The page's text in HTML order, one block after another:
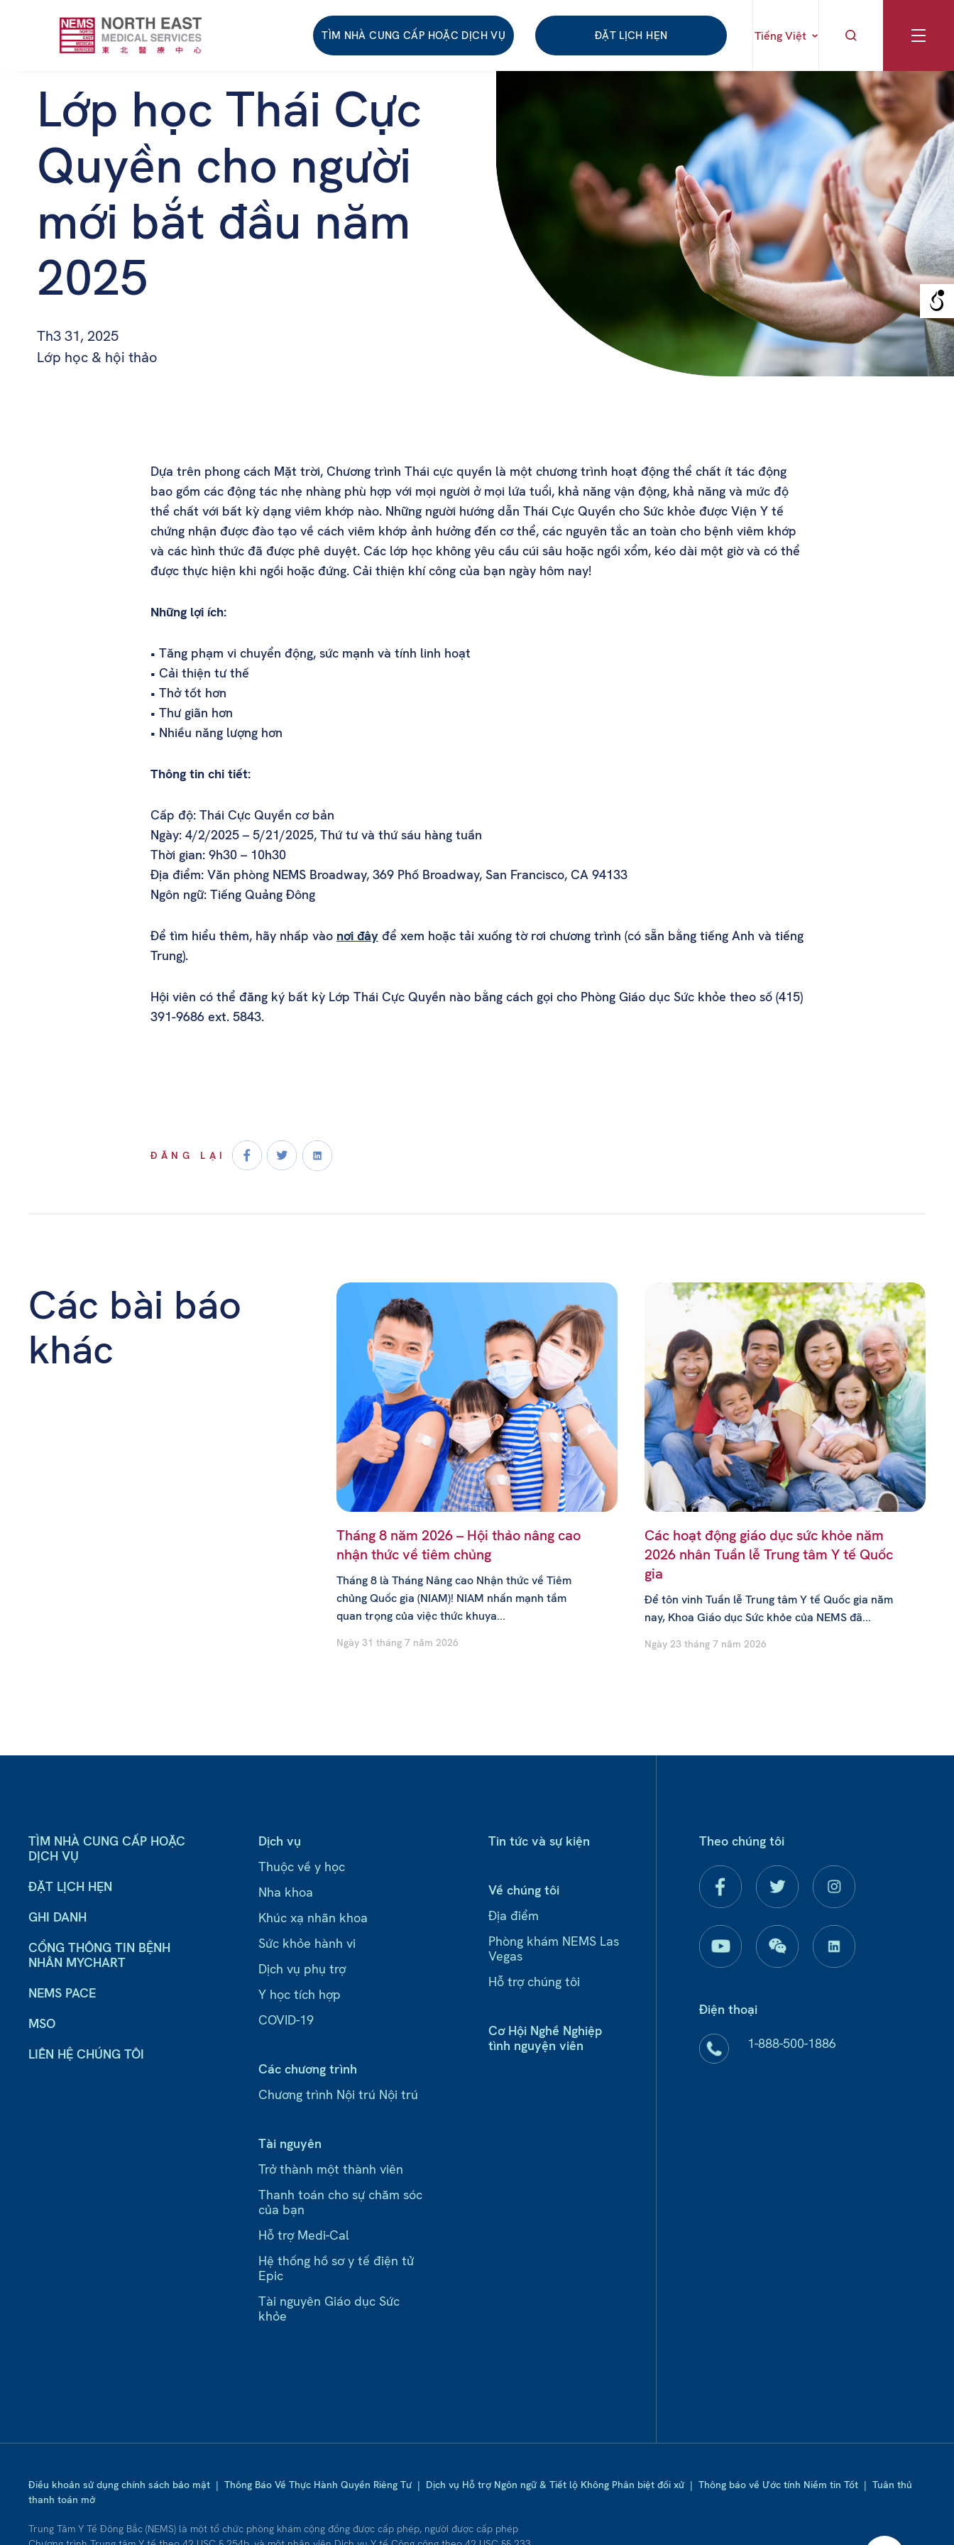
TÌM NHÀ CUNG CẤP HOẶC DỊCH VỤ ĐẶT LỊCH HẸN Tiếng Việt
Lớp học Thái Cực
Quyền cho người
mới bắt đầu năm
2025
Th3 31, 2025
Lớp học & hội thảo
Dựa trên phong cách Mặt trời, Chương trình Thái cực quyền là một chương trình hoạt động thể chất ít tác động
bao gồm các động tác nhẹ nhàng phù hợp với mọi người ở mọi lứa tuổi, khả năng vận động, khả năng và mức độ
thể chất với bất kỳ dạng viêm khớp nào. Những người hướng dẫn Thái Cực Quyền cho Sức khỏe được Viện Y tế
chứng nhận được đào tạo về cách viêm khớp ảnh hưởng đến cơ thể, các nguyên tắc an toàn cho bệnh viêm khớp
và các hình thức đã được phê duyệt. Các lớp học không yêu cầu cúi sâu hoặc ngồi xổm, kéo dài một giờ và có thể
được thực hiện khi ngồi hoặc đứng. Cải thiện khí công của bạn ngày hôm nay!
Những lợi ích:
• Tăng phạm vi chuyển động, sức mạnh và tính linh hoạt
• Cải thiện tư thế
• Thở tốt hơn
• Thư giãn hơn
• Nhiều năng lượng hơn
Thông tin chi tiết:
Cấp độ: Thái Cực Quyền cơ bản
Ngày: 4/2/2025 – 5/21/2025, Thứ tư và thứ sáu hàng tuần
Thời gian: 9h30 – 10h30
Địa điểm: Văn phòng NEMS Broadway, 369 Phố Broadway, San Francisco, CA 94133
Ngôn ngữ: Tiếng Quảng Đông
Để tìm hiểu thêm, hãy nhấp vào nơi đây để xem hoặc tải xuống tờ rơi chương trình (có sẵn bằng tiếng Anh và tiếng
Trung).
Hội viên có thể đăng ký bất kỳ Lớp Thái Cực Quyền nào bằng cách gọi cho Phòng Giáo dục Sức khỏe theo số (415)
391-9686 ext. 5843.
ĐĂNG LẠI
Các bài báo
khác
Tháng 8 năm 2026 – Hội thảo nâng cao
nhận thức về tiêm chủng
Tháng 8 là Tháng Nâng cao Nhận thức về Tiêm
chủng Quốc gia (NIAM)! NIAM nhấn mạnh tầm
quan trọng của việc thức khuya...
Ngày 31 tháng 7 năm 2026
Các hoạt động giáo dục sức khỏe năm
2026 nhân Tuần lễ Trung tâm Y tế Quốc
gia
Để tôn vinh Tuần lễ Trung tâm Y tế Quốc gia năm
nay, Khoa Giáo dục Sức khỏe của NEMS đã...
Ngày 23 tháng 7 năm 2026
TÌM NHÀ CUNG CẤP HOẶC
DỊCH VỤ
ĐẶT LỊCH HẸN
GHI DANH
CỔNG THÔNG TIN BỆNH
NHÂN MYCHART
NEMS PACE
MSO
LIÊN HỆ CHÚNG TÔI
Dịch vụ
Thuộc về y học
Nha khoa
Khúc xạ nhãn khoa
Sức khỏe hành vi
Dịch vụ phụ trợ
Y học tích hợp
COVID-19
Các chương trình
Chương trình Nội trú Nội trú
Tài nguyên
Trở thành một thành viên
Thanh toán cho sự chăm sóc
của bạn
Hỗ trợ Medi-Cal
Hệ thống hồ sơ y tế điện tử
Epic
Tài nguyên Giáo dục Sức
khỏe
Tin tức và sự kiện
Về chúng tôi
Địa điểm
Phòng khám NEMS Las
Vegas
Hỗ trợ chúng tôi
Cơ Hội Nghề Nghiệp
tình nguyện viên
Theo chúng tôi
Điện thoại
1-888-500-1886
Điều khoản sử dụng chính sách bảo mật | Thông Báo Về Thực Hành Quyền Riêng Tư | Dịch vụ Hỗ trợ Ngôn ngữ & Tiết lộ Không Phân biệt đối xử | Thông báo về Ước tính Niềm tin Tốt | Tuân thủ
thanh toán mở
Trung Tâm Y Tế Đông Bắc (NEMS) là một tổ chức phòng khám cộng đồng được cấp phép, người được cấp phép